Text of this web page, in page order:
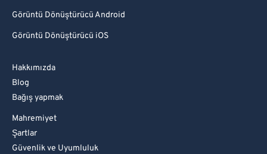
Görüntü Dönüştürücü Android
Görüntü Dönüştürücü iOS
Hakkımızda
Blog
Bağış yapmak
Mahremiyet
Şartlar
Güvenlik ve Uyumluluk